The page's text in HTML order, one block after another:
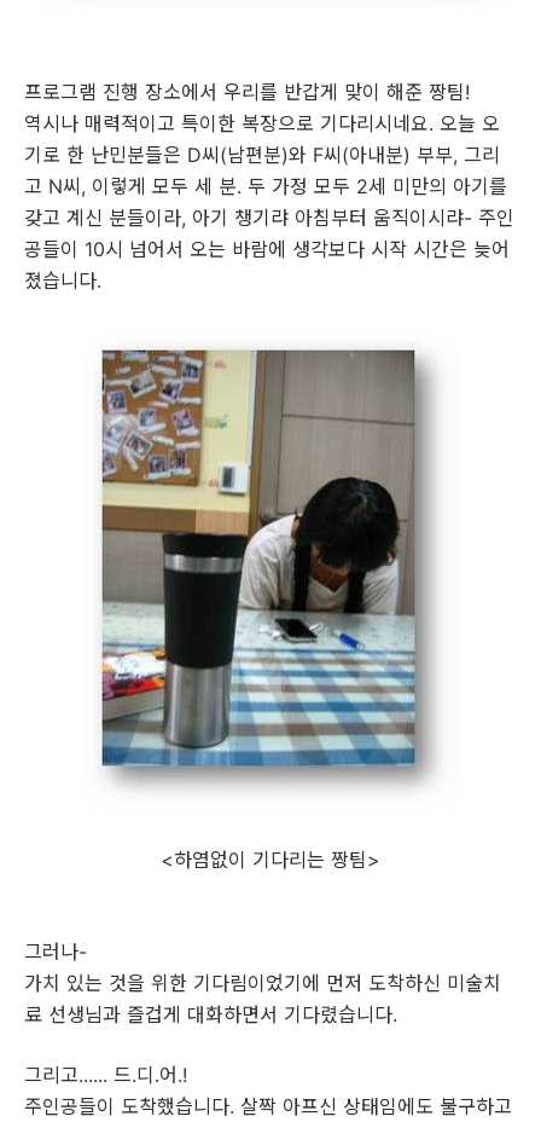
프로그램 진행 장소에서 우리를 반갑게 맞이 해준 짱팀!
역시나 매력적이고 특이한 복장으로 기다리시네요. 오늘 오
기로 한 난민분들은 D씨(남편분)와 F씨(아내분) 부부, 그리
고 N씨, 이렇게 모두 세 분. 두 가정 모두 2세 미만의 아기를
갖고 계신 분들이라, 아기 챙기랴 아침부터 움직이시랴- 주인
공들이 10시 넘어서 오는 바람에 생각보다 시작 시간은 늦어
졌습니다.
<하염없이 기다리는 짱팀>
그러나-
가치 있는 것을 위한 기다림이었기에 먼저 도착하신 미술치
료 선생님과 즐겁게 대화하면서 기다렸습니다.
그리고...... 드.디.어.!
주인공들이 도착했습니다. 살짝 아프신 상태임에도 불구하고